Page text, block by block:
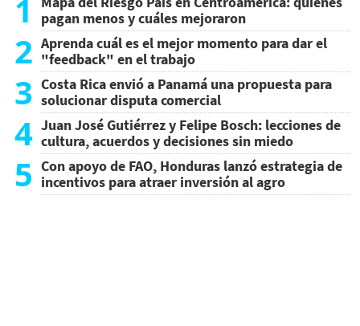
1
pagan menos y cuáles mejoraron
2 Aprenda cuál es el mejor momento para dar el
"feedback" en el trabajo
3 Costa Rica envió a Panamá una propuesta para
solucionar disputa comercial
4 Juan José Gutiérrez y Felipe Bosch: lecciones de
cultura, acuerdos y decisiones sin miedo
5 Con apoyo de FAO, Honduras lanzó estrategia de
incentivos para atraer inversión al agro